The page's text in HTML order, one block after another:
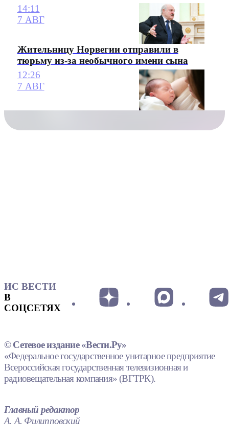
14:11
7 АВГ
Жительницу Норвегии отправили в
тюрьму из-за необычного имени сына
12:26
7 АВГ
ИС ВЕСТИ
В
СОЦСЕТЯХ
© Сетевое издание «Вести.Ру»
«Федеральное государственное унитарное предприятие
Всероссийская государственная телевизионная и
радиовещательная компания» (ВГТРК).
Главный редактор
А. А. Филипповский